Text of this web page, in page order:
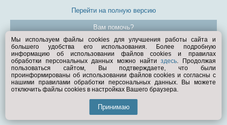
Перейти на полную версию
Вам помочь?
© Exist.ru 1998—2026
Мы используем файлы cookies для улучшения работы сайта и
большего удобства его использования. Более подробную
информацию об использовании файлов cookies и правилах
обработки персональных данных можно найтиздесь. Продолжая
пользоваться сайтом, Вы подтверждаете, что были
проинформированы об использовании файлов cookies и согласны с
нашими правилами обработки персональных данных. Вы можете
отключить файлы cookies в настройках Вашего браузера.
Принимаю